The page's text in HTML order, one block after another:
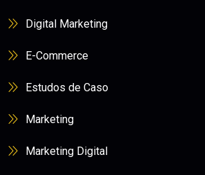
Digital Marketing
E-Commerce
Estudos de Caso
Marketing
Marketing Digital